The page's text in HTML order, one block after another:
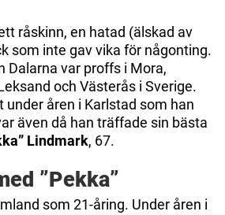
råskinn, en hatad (älskad av
som inte gav vika för någonting.
Dalarna var proffs i Mora,
och Västerås i Sverige.
under åren i Karlstad som han
även då han träffade sin bästa
Lindmark, 67.
”Pekka”
som 21-åring. Under åren i